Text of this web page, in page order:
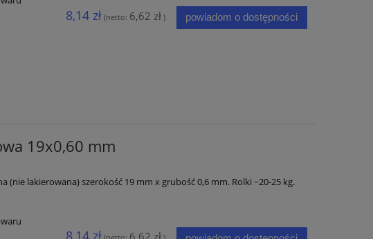
8,14 zł (netto: 6,62 zł) powiadom o dostępności
19x0,60 mm
(nie lakierowana) szerokość 19 mm x grubość 0,6 mm. Rolki ~20-25 kg.
8,14 zł